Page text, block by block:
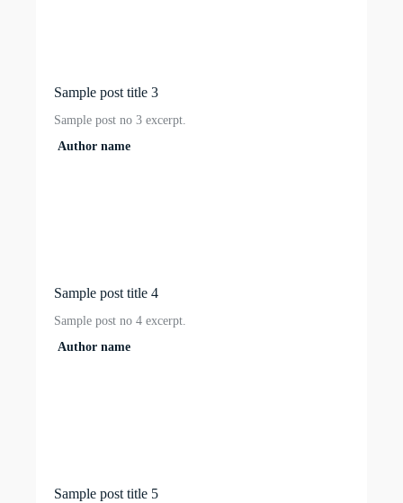
Sample post title 3
Sample post no 3 excerpt.
Author name
Sample post title 4
Sample post no 4 excerpt.
Author name
Sample post title 5